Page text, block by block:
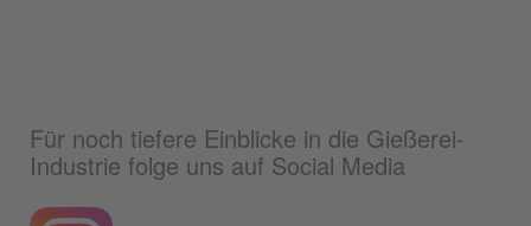
Für noch tiefere Einblicke in die Gießerei-
Industrie folge uns auf Social Media